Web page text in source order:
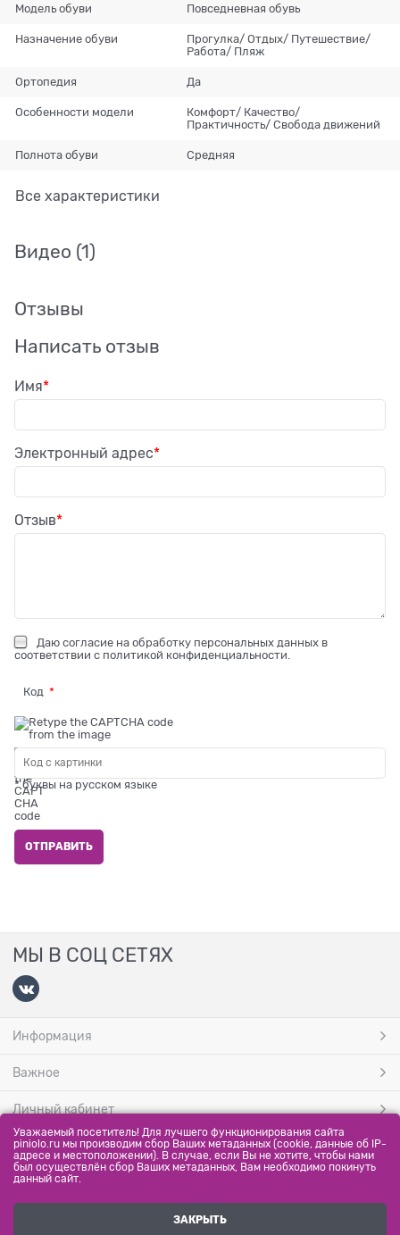
Модель обуви Повседневная обувь
Назначение обуви
Прогулка/ Отдых/ Путешествие/
Работа/ Пляж
Ортопедия Да
Особенности модели
Комфорт/ Качество/
Практичность/ Свобода движений
Полнота обуви Средняя
Все характеристики
Видео (1)
Отзывы
Написать отзыв
Имя
Электронный адрес
Отзыв
Даю согласие на обработку персональных данных в
соответствии с политикой конфиденциальности
Код
* буквы на русском языке
МЫ В СОЦ СЕТЯХ
Информация
Важное
Личный кабинет
МЫ ПРИНИМАЕМ
Уважаемый посетитель! Для лучшего функционирования сайта
piniolo.ru мы производим сбор Ваших метаданных (cookie, данные об IP-
адресе и местоположении). В случае, если Вы не хотите, чтобы нами
был осуществлён сбор Ваших метаданных, Вам необходимо покинуть
данный сайт.
ЗАКРЫТЬ